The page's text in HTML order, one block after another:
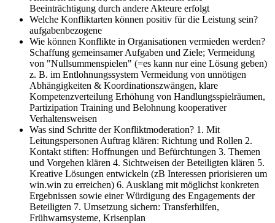
Beeinträchtigung durch andere Akteure erfolgt
Welche Konfliktarten können positiv für die Leistung sein?
aufgabenbezogene
Wie können Konflikte in Organisationen vermieden werden?
Schaffung gemeinsamer Aufgaben und Ziele; Vermeidung
von "Nullsummenspielen" (=es kann nur eine Lösung geben)
z. B. im Entlohnungssystem Vermeidung von unnötigen
Abhängigkeiten & Koordinationszwängen, klare
Kompetenzverteilung Erhöhung von Handlungsspielräumen,
Partizipation Training und Belohnung kooperativer
Verhaltensweisen
Was sind Schritte der Konfliktmoderation? 1. Mit
Leitungspersonen Auftrag klären: Richtung und Rollen 2.
Kontakt stiften: Hoffnungen und Befürchtungen 3. Themen
und Vorgehen klären 4. Sichtweisen der Beteiligten klären 5.
Kreative Lösungen entwickeln (zB Interessen priorisieren um
win.win zu erreichen) 6. Ausklang mit möglichst konkreten
Ergebnissen sowie einer Würdigung des Engagements der
Beteiligten 7. Umsetzung sichern: Transferhilfen,
Frühwarnsysteme, Krisenplan